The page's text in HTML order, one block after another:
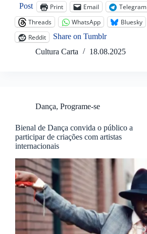
Post Print Email
Telegram
Threads
WhatsApp
Bluesky
Reddit
Share on Tumblr
Cultura Carta
18.08.2025
Dança, Programe-se
Bienal de Dança convida o público a
participar de criações com artistas
internacionais